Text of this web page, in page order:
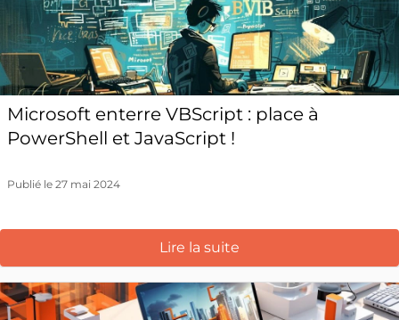
Microsoft enterre VBScript : place à
PowerShell et JavaScript !
Publié le 27 mai 2024
Lire la suite